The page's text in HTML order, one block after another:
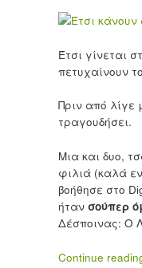
Έτσι γίνεται
πετυχαίνουν
Πριν από λίγε
τραγουδήσει.
Μια και δυο,
φιλιά (καλά
βοήθησε στο
ήταν σούπερ
Δέσποινας: Ο
Continue